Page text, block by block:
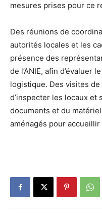
mesures prises pour ce
Des réunions de
autorités locales et les
présence des
de l’ANIE, afin d’évaluer
logistique. Des visites
d’inspecter les locaux et
documents et du
aménagés pour